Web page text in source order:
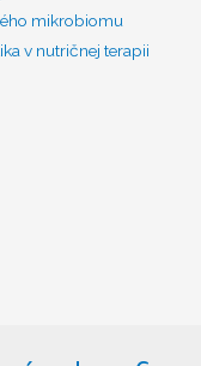
mikrobiomu
v nutričnej terapii